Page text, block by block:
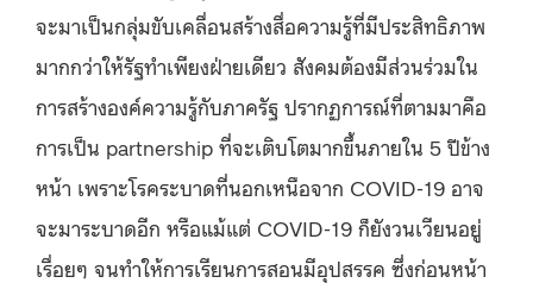
จะมาเป็นกลุ่มขับเคลื่อนสร้างสื่อความรู้ที่มีประสิทธิภาพ
มากกว่าให้รัฐทำเพียงฝ่ายเดียว สังคมต้องมีส่วนร่วมใน
การสร้างองค์ความรู้กับภาครัฐ ปรากฏการณ์ที่ตามมาคือ
การเป็น partnership ที่จะเติบโตมากขึ้นภายใน 5 ปีข้าง
หน้า เพราะโรคระบาดที่นอกเหนือจาก COVID-19 อาจ
จะมาระบาดอีก หรือแม้แต่ COVID-19 ก็ยังวนเวียนอยู่
เรื่อยๆ จนทำให้การเรียนการสอนมีอุปสรรค ซึ่งก่อนหน้า